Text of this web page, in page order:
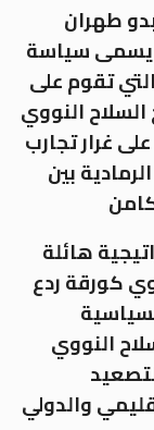
طهران
يسمى سياسة
تقوم على
السلاح النووي
غرار تجارب
بين
هائلة
كورقة ردع
النووي
والدولي